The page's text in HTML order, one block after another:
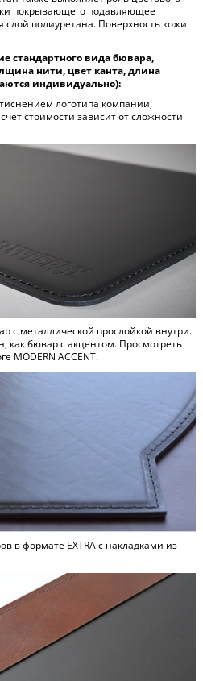
покрывающего подавляющее
слой полиуретана. Поверхность кожи
стандартного вида бювара,
нити, цвет канта, длина
индивидуально):
логотипа компании,
стоимости зависит от сложности
с металлической прослойкой внутри.
как бювар с акцентом. Просмотреть
MODERN ACCENT.
в формате EXTRAc накладками из